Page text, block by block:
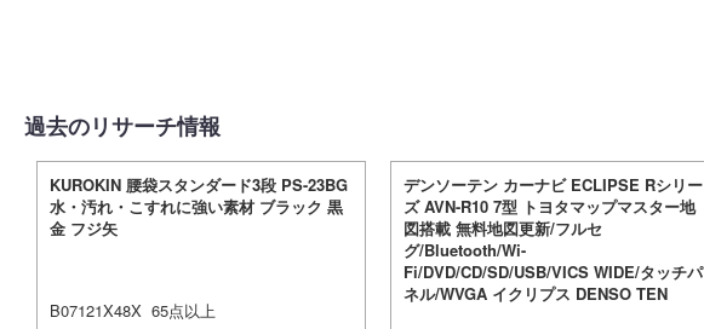
過去のリサーチ情報
KUROKIN 腰袋スタンダード3段 PS-23BG
水・汚れ・こすれに強い素材 ブラック 黒
金 フジ矢
B07121X48X 65点以上
デンソーテン カーナビ ECLIPSE Rシリー
ズ AVN-R10 7型 トヨタマップマスター地
図搭載 無料地図更新/フルセ
グ/Bluetooth/Wi-
Fi/DVD/CD/SD/USB/VICS WIDE/タッチパ
ネル/WVGA イクリプス DENSO TEN